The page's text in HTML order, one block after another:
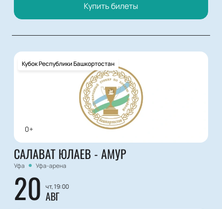
Купить билеты
0+
Кубок Республики Башкортостан
САЛАВАТ ЮЛАЕВ - АМУР
Уфа Уфа-арена
20 чт, 19:00
АВГ